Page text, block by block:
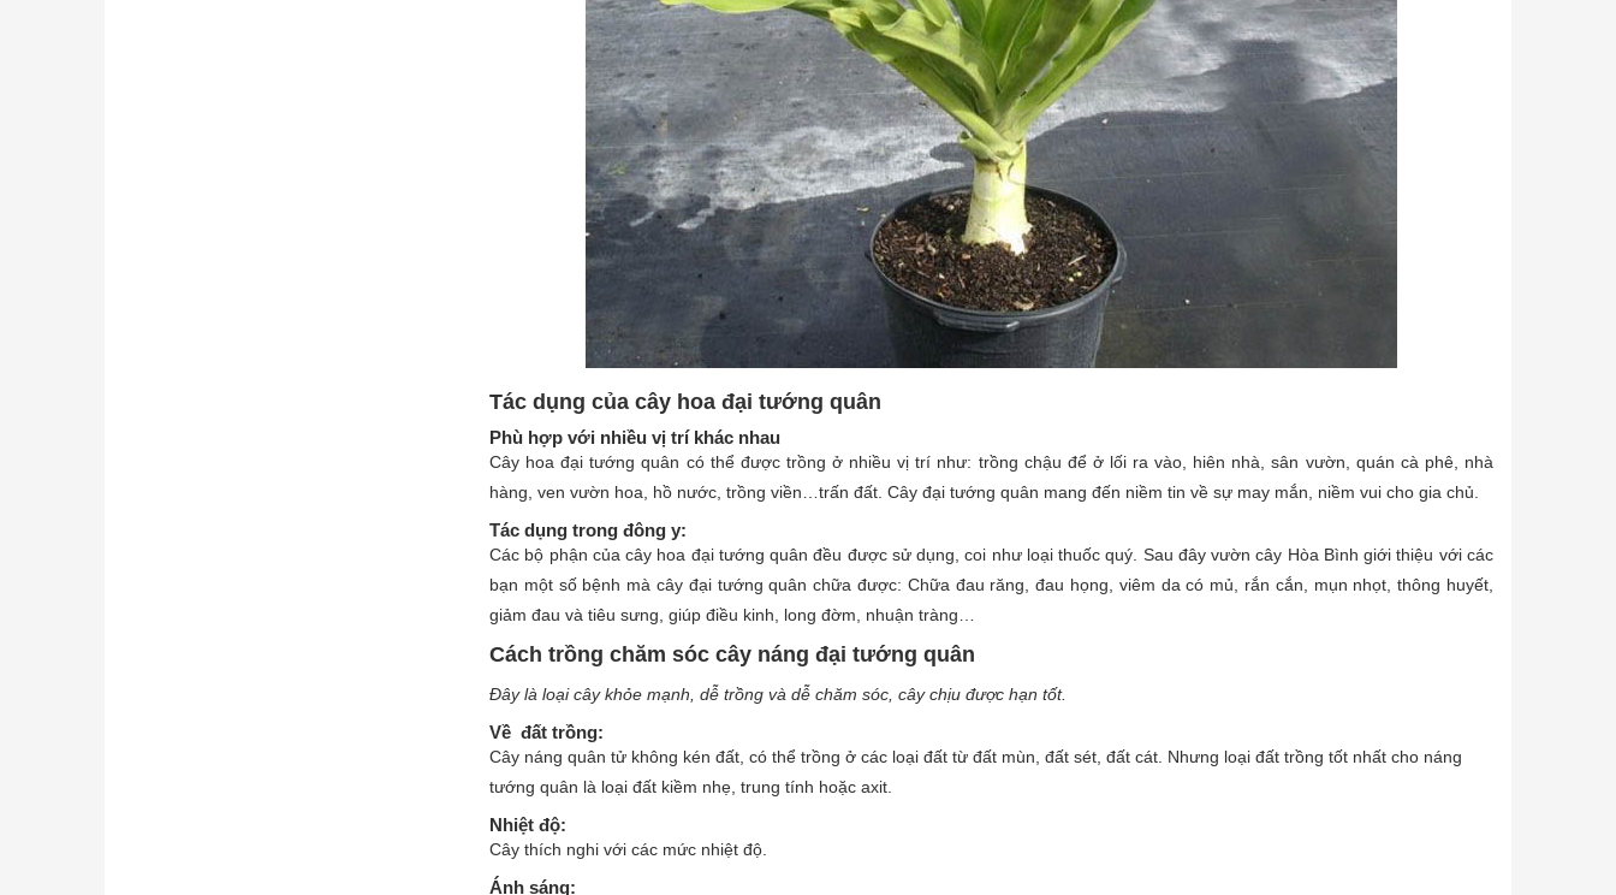
Tác dụng của cây hoa đại tướng quân
Phù hợp với nhiều vị trí khác nhau
Cây hoa đại tướng quân có thể được trồng ở nhiều vị trí như: trồng chậu để ở lối ra vào, hiên nhà, sân vườn, quán cà phê, nhà
hàng, ven vườn hoa, hồ nước, trồng viền…trấn đất. Cây đại tướng quân mang đến niềm tin về sự may mắn, niềm vui cho gia chủ.
Tác dụng trong đông y:
Các bộ phận của cây hoa đại tướng quân đều được sử dụng, coi như loại thuốc quý. Sau đây vườn cây Hòa Bình giới thiệu với các
bạn một số bệnh mà cây đại tướng quân chữa được: Chữa đau răng, đau họng, viêm da có mủ, rắn cắn, mụn nhọt, thông huyết,
giảm đau và tiêu sưng, giúp điều kinh, long đờm, nhuận tràng…
Cách trồng chăm sóc cây náng đại tướng quân
Đây là loại cây khỏe mạnh, dễ trồng và dễ chăm sóc, cây chịu được hạn tốt.
Về đất trồng:
Cây náng quân tử không kén đất, có thể trồng ở các loại đất từ đất mùn, đất sét, đất cát. Nhưng loại đất trồng tốt nhất cho náng
tướng quân là loại đất kiềm nhẹ, trung tính hoặc axit.
Nhiệt độ:
Cây thích nghi với các mức nhiệt độ.
Ánh sáng: